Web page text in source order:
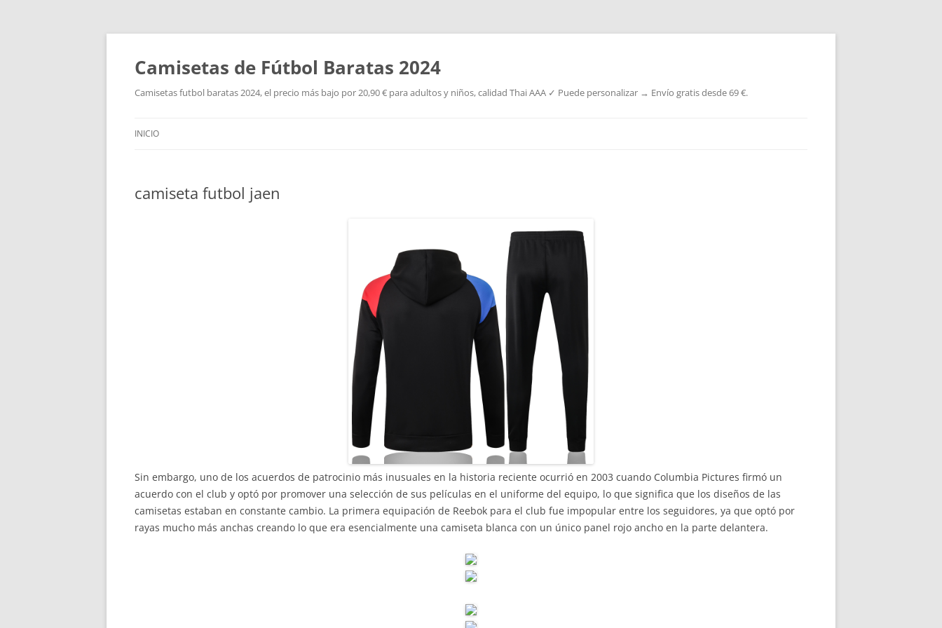
Camisetas de Fútbol Baratas 2024
Camisetas futbol baratas 2024, el precio más bajo por 20,90 € para adultos y niños, calidad Thai AAA ✓ Puede personalizar → Envío gratis desde 69 €.
INICIO
camiseta futbol jaen
Sin embargo, uno de los acuerdos de patrocinio más inusuales en la historia reciente ocurrió en 2003 cuando Columbia Pictures firmó un
acuerdo con el club y optó por promover una selección de sus películas en el uniforme del equipo, lo que significa que los diseños de las
camisetas estaban en constante cambio. La primera equipación de Reebok para el club fue impopular entre los seguidores, ya que optó por
rayas mucho más anchas creando lo que era esencialmente una camiseta blanca con un único panel rojo ancho en la parte delantera.